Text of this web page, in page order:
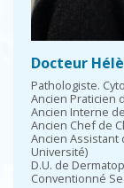
Docteur
Pathologiste.
Ancien Praticien
Ancien Interne
Ancien Chef de
Ancien Assistant
Université)
D.U. de
Conventionné